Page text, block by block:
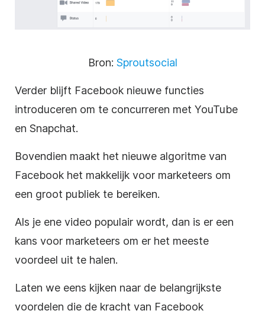
Bron: Sproutsocial
Verder blijft Facebook nieuwe functies
introduceren om te concurreren met YouTube
en Snapchat.
Bovendien maakt het nieuwe algoritme van
Facebook het makkelijk voor marketeers om
een groot publiek te bereiken.
Als je ene video populair wordt, dan is er een
kans voor marketeers om er het meeste
voordeel uit te halen.
Laten we eens kijken naar de belangrijkste
voordelen die de kracht van Facebook